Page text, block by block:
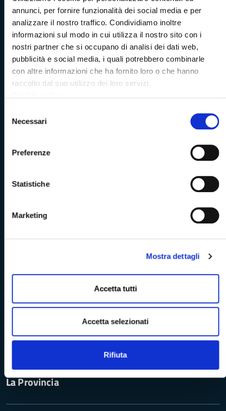
annunci, per fornire funzionalità dei social media e per
analizzare il nostro traffico. Condividiamo inoltre
informazioni sul modo in cui utilizza il nostro sito con i
nostri partner che si occupano di analisi dei dati web,
pubblicità e social media, i quali potrebbero combinarle
con altre informazioni che ha fornito loro o che hanno
raccolto dal suo utilizzo dei loro servizi.
delNecessari
Preferenze
Statistiche
Marketing
Mostra dettagli
Accetta tutti
Accetta selezionati
Rifiuta
Amministrazione Trasparente
Albo pretorio
Bandi di concorso
Problemi di accessibilità
Istituto Valorizzazione Castelli
La Provincia